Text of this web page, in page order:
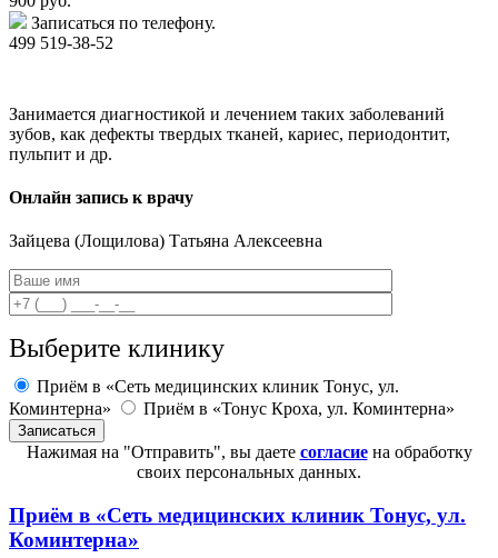
Записаться по телефону.
499 519-38-52
Занимается диагностикой и лечением таких заболеваний
зубов, как дефекты твердых тканей, кариес, периодонтит,
пульпит и др.
Онлайн запись к врачу
Зайцева (Лощилова) Татьяна Алексеевна
Выберите клинику
Приём в «Сеть медицинских клиник Тонус, ул.
Коминтерна»
Приём в «Тонус Кроха, ул. Коминтерна»
Нажимая на "Отправить", вы даете согласиена обработку
своих персональных данных.
Приём в «Сеть медицинских клиник Тонус, ул.
Коминтерна»